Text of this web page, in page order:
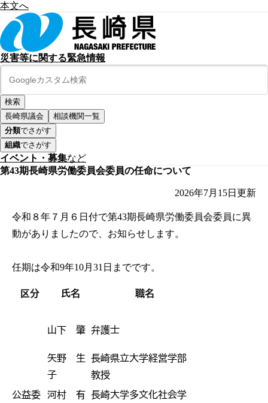
本文へ
災害等に関する緊急情報
長崎県議会
相談機関一覧
分類でさがす
組織でさがす
イベント・募集など
第43期長崎県労働委員会委員の任命について
2026年7月15日 更新
令和８年７月６日付で第43期長崎県労働委員会委員に異
動がありましたので、お知らせします。
任期は令和9年10月31日までです。
区分 氏名 職名
公益委
山下 肇 弁護士
矢野 生
子
長崎県立大学経営学部
教授
河村 有 長崎大学多文化社会学